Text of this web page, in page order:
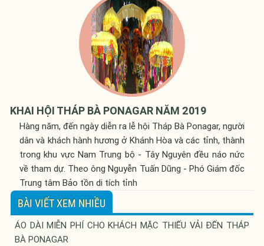
KHAI HỘI THÁP BÀ PONAGAR NĂM 2019
Hàng năm, đến ngày diễn ra lễ hội Tháp Bà Ponagar, người
dân và khách hành hương ở Khánh Hòa và các tỉnh, thành
trong khu vực Nam Trung bộ - Tây Nguyên đều náo nức
về tham dự. Theo ông Nguyễn Tuấn Dũng - Phó Giám đốc
Trung tâm Bảo tồn di tích tỉnh
BÀI VIẾT XEM NHIỀU
ÁO DÀI MIỄN PHÍ CHO KHÁCH MẶC THIẾU VẢI ĐẾN THÁP
BÀ PONAGAR